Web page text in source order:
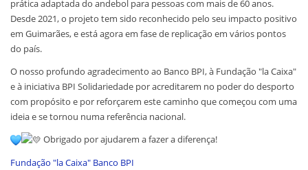
prática adaptada do andebol para pessoas com mais de 60 anos.
Desde 2021, o projeto tem sido reconhecido pelo seu impacto positivo
em Guimarães, e está agora em fase de replicação em vários pontos
do país.
O nosso profundo agradecimento ao Banco BPI, à Fundação "la Caixa"
e à iniciativa BPI Solidariedade por acreditarem no poder do desporto
com propósito e por reforçarem este caminho que começou com uma
ideia e se tornou numa referência nacional.
Obrigado por ajudarem a fazer a diferença!
Fundação "la Caixa" Banco BPI